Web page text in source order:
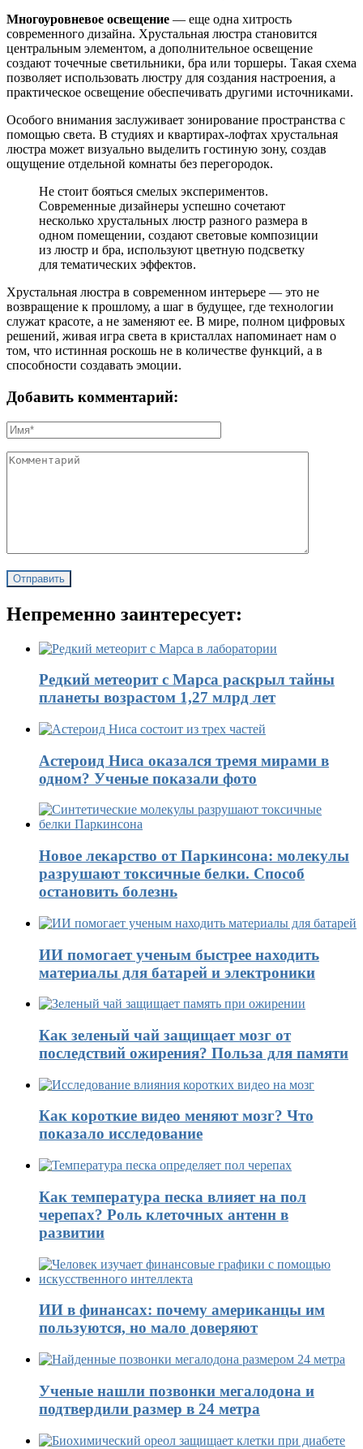
Многоуровневое освещение — еще одна хитрость
современного дизайна. Хрустальная люстра становится
центральным элементом, а дополнительное освещение
создают точечные светильники, бра или торшеры. Такая схема
позволяет использовать люстру для создания настроения, а
практическое освещение обеспечивать другими источниками.
Особого внимания заслуживает зонирование пространства с
помощью света. В студиях и квартирах-лофтах хрустальная
люстра может визуально выделить гостиную зону, создав
ощущение отдельной комнаты без перегородок.
Не стоит бояться смелых экспериментов.
Современные дизайнеры успешно сочетают
несколько хрустальных люстр разного размера в
одном помещении, создают световые композиции
из люстр и бра, используют цветную подсветку
для тематических эффектов.
Хрустальная люстра в современном интерьере — это не
возвращение к прошлому, а шаг в будущее, где технологии
служат красоте, а не заменяют ее. В мире, полном цифровых
решений, живая игра света в кристаллах напоминает нам о
том, что истинная роскошь не в количестве функций, а в
способности создавать эмоции.
Добавить комментарий:
Непременно заинтересует:
Редкий метеорит с Марса раскрыл тайны
планеты возрастом 1,27 млрд лет
Астероид Ниса оказался тремя мирами в
одном? Ученые показали фото
Новое лекарство от Паркинсона: молекулы
разрушают токсичные белки. Способ
остановить болезнь
ИИ помогает ученым быстрее находить
материалы для батарей и электроники
Как зеленый чай защищает мозг от
последствий ожирения? Польза для памяти
Как короткие видео меняют мозг? Что
показало исследование
Как температура песка влияет на пол
черепах? Роль клеточных антенн в
развитии
ИИ в финансах: почему американцы им
пользуются, но мало доверяют
Ученые нашли позвонки мегалодона и
подтвердили размер в 24 метра